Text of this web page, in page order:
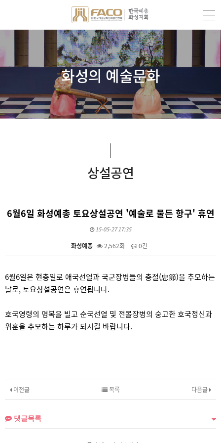
화성의 예술문화
상설공연
6월6일 화성예총 토요상설공연 '예술로 물든 항구' 휴연
15-05-27 17:35
화성예총 2,562회 0건
6월6일은 현충일로 애국선열과 국군장병들의 충절(忠節)을 추모하는
날로,토요상설공연은 휴연됩니다.
호국영령의 명복을 빌고 순국선열 및 전몰장병의 숭고한 호국정신과
위훈을 추모하는 하루가 되시길 바랍니다.
이전글 다음글
목록
댓글목록